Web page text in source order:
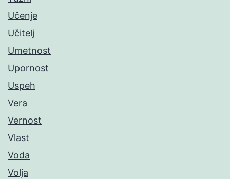
Učenje
Učitelj
Umetnost
Upornost
Uspeh
Vera
Vernost
Vlast
Voda
Volja